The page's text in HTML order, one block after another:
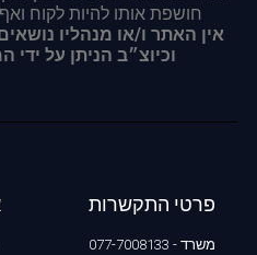
חושפת אותו להיות לקוח
אין האתר ו/או מנהליו
וכיוצ״ב הניתן על
פרטי התקשרות
משרד - 077-7008133